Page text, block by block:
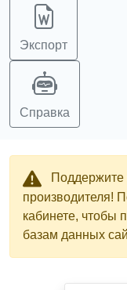
Экспорт
Справка
Поддержите
производителя!
кабинете, чтобы
базам данных